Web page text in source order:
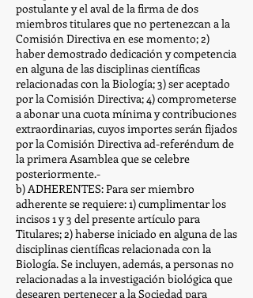
postulante y el aval de la firma de dos
miembros titulares que no pertenezcan a la
Comisión Directiva en ese momento; 2)
haber demostrado dedicación y competencia
en alguna de las disciplinas científicas
relacionadas con la Biología; 3) ser aceptado
por la Comisión Directiva; 4) comprometerse
a abonar una cuota mínima y contribuciones
extraordinarias, cuyos importes serán fijados
por la Comisión Directiva ad-referéndum de
la primera Asamblea que se celebre
posteriormente.-
b) ADHERENTES: Para ser miembro
adherente se requiere: 1) cumplimentar los
incisos 1 y 3 del presente artículo para
Titulares; 2) haberse iniciado en alguna de las
disciplinas científicas relacionada con la
Biología. Se incluyen, además, a personas no
relacionadas a la investigación biológica que
desearen pertenecer a la Sociedad para